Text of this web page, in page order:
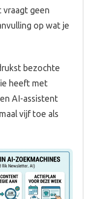
vraagt geen
op wat je
bezochte
heeft met
AI-assistent
vijf toe als